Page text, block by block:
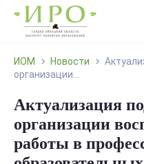
ИОМ Новости
организации...
Актуализация
организации
работы в